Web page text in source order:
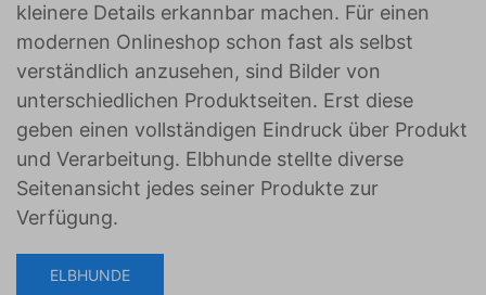
kleinere Details erkannbar machen. Für einen
modernen Onlineshop schon fast als selbst
verständlich anzusehen, sind Bilder von
unterschiedlichen Produktseiten. Erst diese
geben einen vollständigen Eindruck über Produkt
und Verarbeitung. Elbhunde stellte diverse
Seitenansicht jedes seiner Produkte zur
Verfügung.
ELBHUNDE